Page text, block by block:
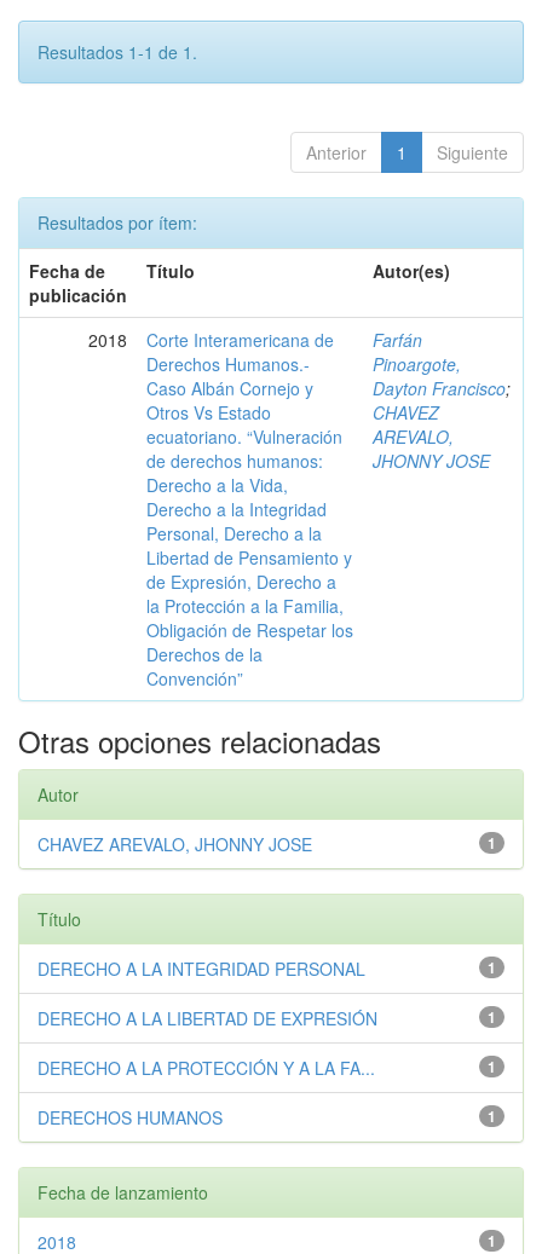
Resultados 1-1 de 1.
Anterior 1 Siguiente
Resultados por ítem:
Fecha de
publicación
Título Autor(es)
2018
Corte Interamericana de
Derechos Humanos.-
Caso Albán Cornejo y
Otros Vs Estado
ecuatoriano. “Vulneración
de derechos humanos:
Derecho a la Vida,
Derecho a la Integridad
Personal, Derecho a la
Libertad de Pensamiento y
de Expresión, Derecho a
la Protección a la Familia,
Obligación de Respetar los
Derechos de la
Convención”
Farfán
Pinoargote,
Dayton Francisco;
CHAVEZ
AREVALO,
JHONNY JOSE
Otras opciones relacionadas
Autor
1
CHAVEZ AREVALO, JHONNY JOSE
Título
1
DERECHO A LA INTEGRIDAD PERSONAL
1
DERECHO A LA LIBERTAD DE EXPRESIÓN
1
DERECHO A LA PROTECCIÓN Y A LA FA...
1
DERECHOS HUMANOS
Fecha de lanzamiento
1
2018